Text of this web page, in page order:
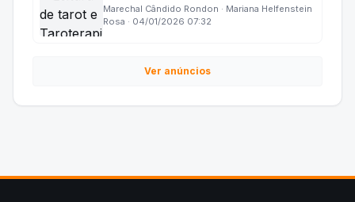
Marechal Cândido Rondon · Mariana Helfenstein
Rosa · 04/01/2026 07:32
Ver anúncios